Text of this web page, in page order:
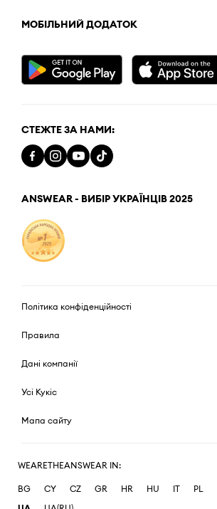
МОБІЛЬНИЙ ДОДАТОК
СТЕЖТЕ ЗА НАМИ:
ANSWEAR - ВИБІР УКРАЇНЦІВ 2025
Політика конфіденційності
Правила
Дані компанії
Усі Кукіс
Мапа сайту
WEARETHEANSWEAR IN:
BG CY CZ GR HR HU IT PL